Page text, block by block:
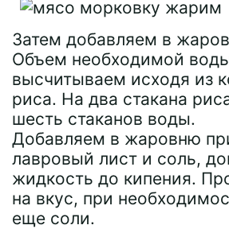
Затем добавляем в
Объем необходимой
высчитываем исходя из
риса. На два стакана
шесть стаканов воды.
Добавляем в жаровню
лавровый лист и соль,
жидкость до кипения.
на вкус, при
еще соли.